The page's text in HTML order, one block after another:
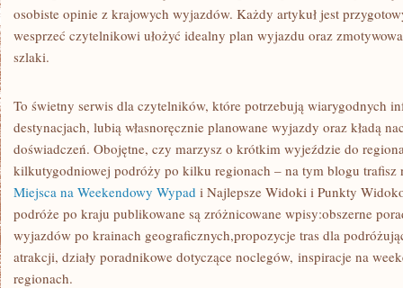
osobiste opinie z krajowych wyjazdów. Każdy artykuł jest
wesprzeć czytelnikowi ułożyć idealny plan wyjazdu oraz
szlaki.
To świetny serwis dla czytelników, które potrzebują wiarygodnych
destynacjach, lubią własnoręcznie planowane wyjazdy oraz kładą
doświadczeń. Obojętne, czy marzysz o krótkim wyjeździe do
kilkutygodniowej podróży po kilku regionach – na tym blogu trafisz
Miejsca na Weekendowy Wypad i Najlepsze Widoki i Punkty
podróże po kraju publikowane są zróżnicowane wpisy:obszerne
wyjazdów po krainach geograficznych,propozycje tras dla
atrakcji, działy poradnikowe dotyczące noclegów, inspiracje na
regionach.